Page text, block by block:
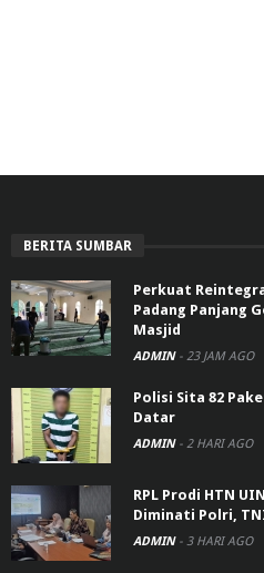
BERITA SUMBAR
Perkuat
Padang Panjang
Masjid
ADMIN - 23 JAM AGO
Polisi Sita 82
Datar
ADMIN - 2 HARI AGO
RPL Prodi HTN
Diminati Polri,
ADMIN - 3 HARI AGO